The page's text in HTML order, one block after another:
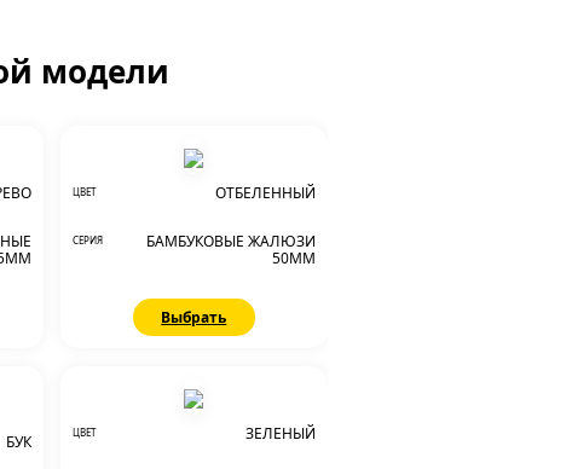
модели
ЦВЕТ ОТБЕЛЕННЫЙ
СЕРИЯ
БАМБУКОВЫЕ ЖАЛЮЗИ
50ММ
Выбрать
БУК ЦВЕТ ЗЕЛЕНЫЙ